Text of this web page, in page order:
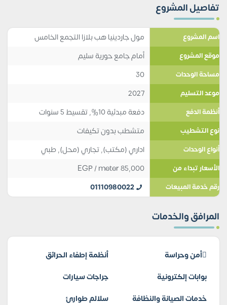
تفاصيل المشروع
اسم المشروع مول جاردينيا هب بلازا التجمع الخامس
موقع المشروع أمام جامع حورية سليم
مساحة الوحدات 30
موعد التسليم 2027
أنظمة الدفع دفعة مبدئية 10%, تقسيط 5 سنوات
نوع التشطيب متشطب بدون تكيفات
أنواع الوحدات اداري (مكتب),تجاري (محل),طبي
الأسعار تبداء من 85,000
EGP/ meter
رقم خدمة المبيعات 01110980022
المرافق والخدمات
أمن وحراسة
أنظمة إطفاء الحرائق
بوابات إلكترونية
جراجات سيارات
خدمات الصيانة والنظافة
سلالم طوارئ